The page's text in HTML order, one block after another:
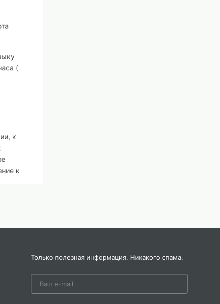
(
к
к
и
Только полезная информация. Никакого спама.